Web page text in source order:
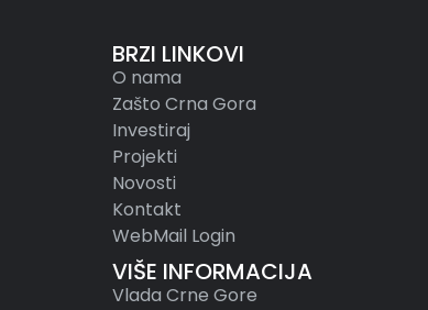
BRZI LINKOVI
O nama
Zašto Crna Gora
Investiraj
Projekti
Novosti
Kontakt
WebMail Login
VIŠE INFORMACIJA
Vlada Crne Gore